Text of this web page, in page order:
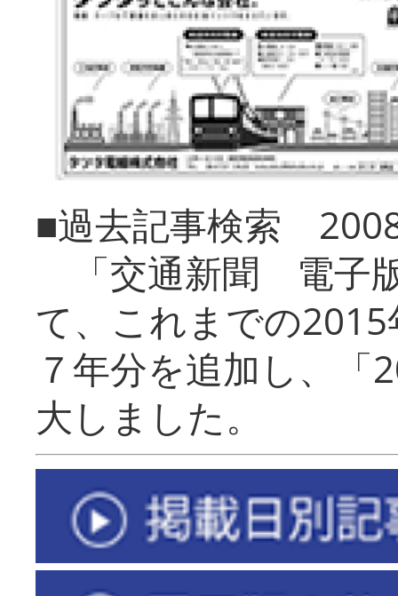
■過去記事検索
「交通新聞 電子
て、これまでの
７年分を追加し、「
大しまし